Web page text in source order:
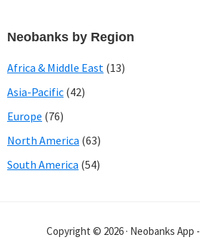
Neobanks by Region
Africa & Middle East (13)
Asia-Pacific (42)
Europe (76)
North America (63)
South America (54)
Copyright © 2026 · Neobanks App -